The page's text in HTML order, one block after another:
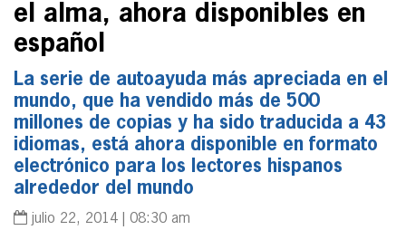
el alma, ahora disponibles en
español
La serie de autoayuda más apreciada en el
mundo, que ha vendido más de 500
millones de copias y ha sido traducida a 43
idiomas, está ahora disponible en formato
electrónico para los lectores hispanos
alrededor del mundo
julio 22, 2014 | 08:30 am